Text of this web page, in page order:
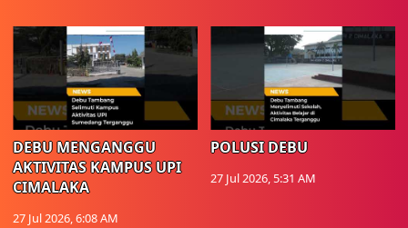
DEBU MENGANGGU
AKTIVITAS KAMPUS UPI
CIMALAKA
27 Jul 2026, 6:08 AM
POLUSI DEBU
27 Jul 2026, 5:31 AM